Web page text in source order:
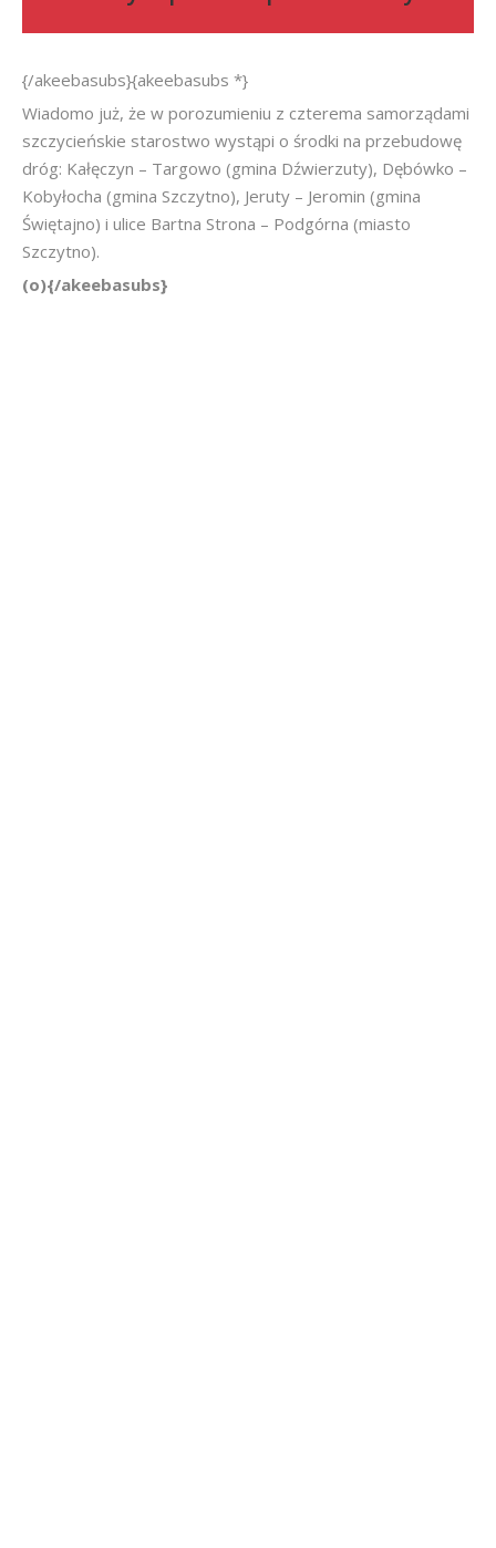
{/akeebasubs}{akeebasubs *}
Wiadomo już, że w porozumieniu z czterema samorządami
szczycieńskie starostwo wystąpi o środki na przebudowę
dróg: Kałęczyn – Targowo (gmina Dźwierzuty), Dębówko –
Kobyłocha (gmina Szczytno), Jeruty – Jeromin (gmina
Świętajno) i ulice Bartna Strona – Podgórna (miasto
Szczytno).
(o){/akeebasubs}